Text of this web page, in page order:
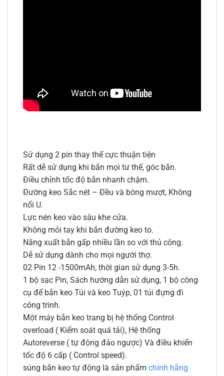
Sử dụng 2 pin thay thế cực thuận tiện
Rất dễ sử dụng khi bắn mọi tư thế, góc bắn.
Điều chỉnh tốc độ bắn nhanh chậm.
Đường keo Sắc nét – Đều và bóng mượt, Không
nổi U.
Lực nén keo vào sâu khe cửa.
Không mỏi tay khi bắn đường keo to.
Năng xuất bắn gấp nhiều lần so với thủ công.
Dễ sử dụng dành cho mọi người thợ.
02 Pin 12 -1500mAh, thời gian sử dụng 3-5h.
1 bộ sạc Pin, Sách hướng dẫn sử dụng, 1 bộ công
cụ để bắn keo Túi và keo Tuýp, 01 túi đựng đi
công trình.
Một máy bắn keo trang bị hệ thống Control
overload ( Kiểm soát quá tải), Hệ thống
Autoreverse ( tự động đảo ngược) Và điều khiển
tốc độ 6 cấp ( Control speed).
súng bắn keo tự động là sản phẩm chính hãng